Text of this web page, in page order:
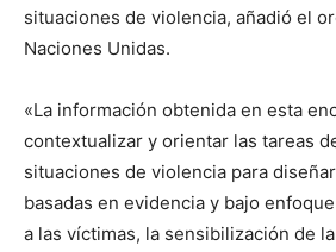
situaciones de violencia, añadió el
Naciones Unidas.
«La información obtenida en esta
contextualizar y orientar las tareas
situaciones de violencia para
basadas en evidencia y bajo
a las víctimas, la sensibilización de